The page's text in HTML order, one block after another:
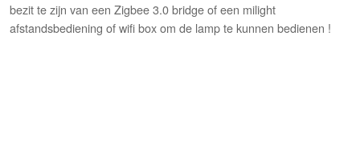
bezit te zijn van een Zigbee 3.0 bridge of een milight
afstandsbediening of wifi box om de lamp te kunnen bedienen !